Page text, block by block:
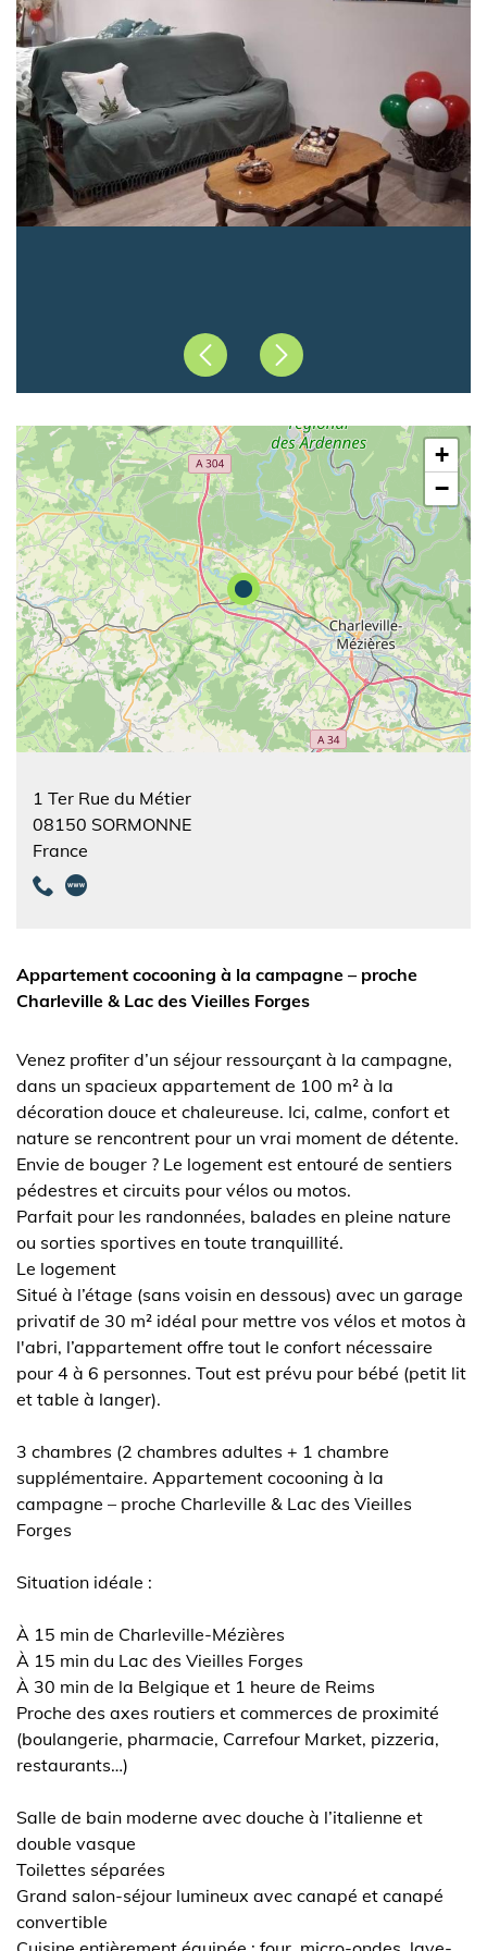
PrécédentSuivant
+
−
1 Ter Rue du Métier
08150 SORMONNE
France
Appartement cocooning à la campagne – proche
Charleville & Lac des Vieilles Forges
Venez profiter d’un séjour ressourçant à la campagne,
dans un spacieux appartement de 100 m² à la
décoration douce et chaleureuse. Ici, calme, confort et
nature se rencontrent pour un vrai moment de détente.
Envie de bouger ? Le logement est entouré de sentiers
pédestres et circuits pour vélos ou motos.
Parfait pour les randonnées, balades en pleine nature
ou sorties sportives en toute tranquillité.
Le logement
Situé à l’étage (sans voisin en dessous) avec un garage
privatif de 30 m² idéal pour mettre vos vélos et motos à
l'abri, l’appartement offre tout le confort nécessaire
pour 4 à 6 personnes. Tout est prévu pour bébé (petit lit
et table à langer).
3 chambres (2 chambres adultes + 1 chambre
supplémentaire. Appartement cocooning à la
campagne – proche Charleville & Lac des Vieilles
Forges
Situation idéale :
À 15 min de Charleville-Mézières
À 15 min du Lac des Vieilles Forges
À 30 min de la Belgique et 1 heure de Reims
Proche des axes routiers et commerces de proximité
(boulangerie, pharmacie, Carrefour Market, pizzeria,
restaurants…)
Salle de bain moderne avec douche à l’italienne et
double vasque
Toilettes séparées
Grand salon-séjour lumineux avec canapé et canapé
convertible